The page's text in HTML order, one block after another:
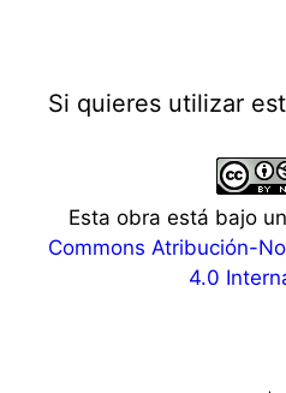
Si quieres utilizar
Esta obra está bajo
Commons Atribución-
4.0